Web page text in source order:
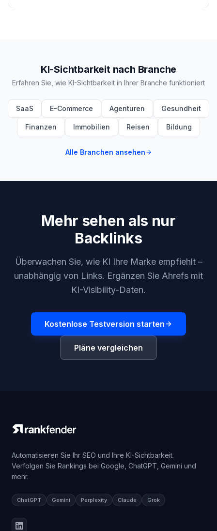
KI-Sichtbarkeit nach Branche
Erfahren Sie, wie KI-Sichtbarkeit in Ihrer Branche funktioniert
SaaS E-Commerce Agenturen Gesundheit
Finanzen Immobilien Reisen Bildung
Alle Branchen ansehen
Mehr sehen als nur
Backlinks
Überwachen Sie, wie KI Ihre Marke empfiehlt –
unabhängig von Links. Ergänzen Sie Ahrefs mit
KI-Visibility-Daten.
Kostenlose Testversion starten
Pläne vergleichen
Automatisieren Sie Ihr SEO und Ihre KI-Sichtbarkeit.
Verfolgen Sie Rankings bei Google, ChatGPT, Gemini und
mehr.
ChatGPT Gemini Perplexity Claude Grok